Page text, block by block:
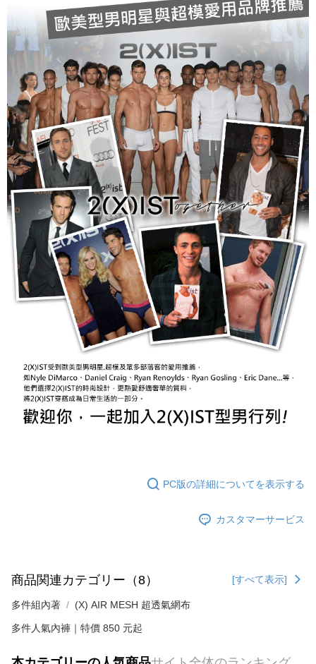
PC版の詳細についてを表示する
カスタマーサービス
商品関連カテゴリー（8） [すべて表示]
多件組內著 (X) AIR MESH 超透氣網布
多件人氣內褲｜特價 850 元起